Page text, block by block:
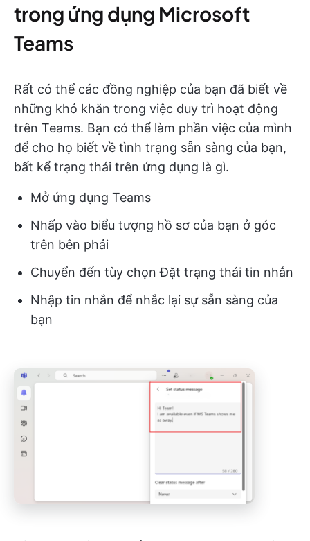
trong ứng dụng Microsoft
Teams
Rất có thể các đồng nghiệp của bạn đã biết về
những khó khăn trong việc duy trì hoạt động
trên Teams. Bạn có thể làm phần việc của mình
để cho họ biết về tình trạng sẵn sàng của bạn,
bất kể trạng thái trên ứng dụng là gì.
Mở ứng dụng Teams
Nhấp vào biểu tượng hồ sơ của bạn ở góc
trên bên phải
Chuyển đến tùy chọn Đặt trạng thái tin nhắn
Nhập tin nhắn để nhắc lại sự sẵn sàng của
bạn